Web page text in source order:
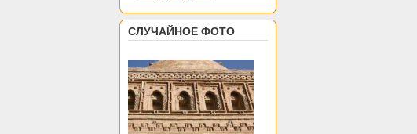
СЛУЧАЙНОЕ ФОТО